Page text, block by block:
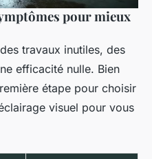
pour mieux
travaux inutiles, des
efficacité nulle. Bien
étape pour choisir
visuel pour vous